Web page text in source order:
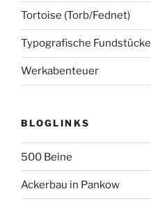
Tortoise (Torb/Fednet)
Typografische Fundstücke
Werkabenteuer
BLOGLINKS
500 Beine
Ackerbau in Pankow